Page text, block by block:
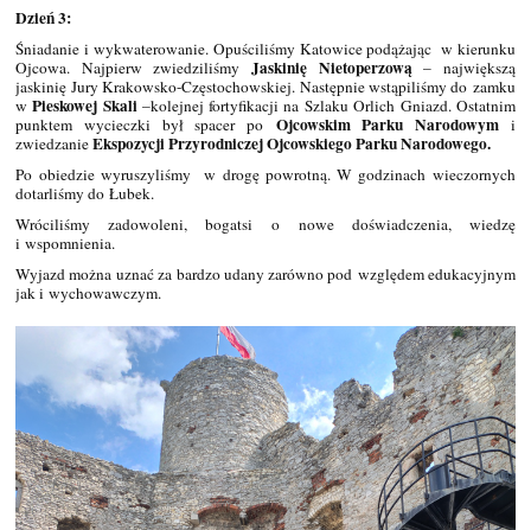
Dzień 3:
Śniadanie i wykwaterowanie. Opuściliśmy Katowice podążając w kierunku
Ojcowa. Najpierw zwiedziliśmy Jaskinię Nietoperzową– największą
jaskinię Jury Krakowsko-Częstochowskiej. Następnie wstąpiliśmy do zamku
wPieskowej Skali –kolejnej fortyfikacji na Szlaku Orlich Gniazd. Ostatnim
punktem wycieczki był spacer po Ojcowskim Parku Narodowym i
zwiedzanieEkspozycji Przyrodniczej Ojcowskiego Parku Narodowego.
Po obiedzie wyruszyliśmy w drogę powrotną. W godzinach wieczornych
dotarliśmy do Łubek.
Wróciliśmy zadowoleni, bogatsi o nowe doświadczenia, wiedzę
i wspomnienia.
Wyjazd można uznać za bardzo udany zarówno pod względem edukacyjnym
jak i wychowawczym.